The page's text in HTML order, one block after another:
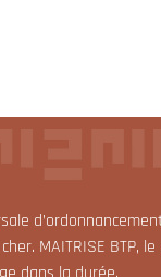
MAITRISE BTP,